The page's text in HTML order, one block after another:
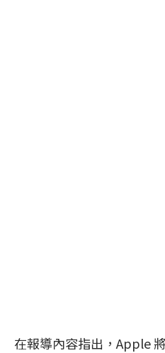
在報導內容指出，Apple